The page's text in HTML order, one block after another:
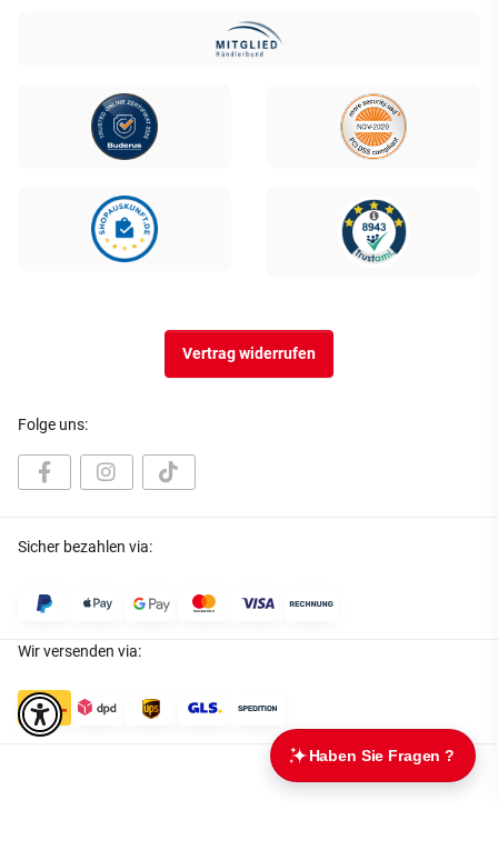
Vertrag widerrufen
Folge uns:
Sicher bezahlen via:
Wir versenden via: